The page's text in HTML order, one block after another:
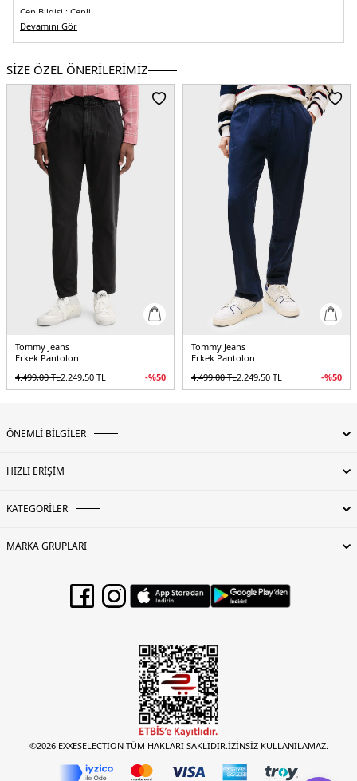
Cep Bilgisi : Cepli
Kalıp Bilgisi:Regular Fit, Yüksek Bel, Lastikli Paça
3DE1DM0DM20283GWG.03
Devamını Gör
SİZE ÖZEL ÖNERİLERİMİZ
Tommy Jeans
Erkek Pantolon
4.499,00TL2.249,50 TL -%50
Tommy Jeans
Erkek Pantolon
4.499,00TL2.249,50 TL -%50
ÖNEMLİ BİLGİLER
HIZLI ERİŞİM
KATEGORİLER
MARKA GRUPLARI
©2026 EXXESELECTION TÜM HAKLARI SAKLIDIR.İZİNSİZ KULLANILAMAZ.